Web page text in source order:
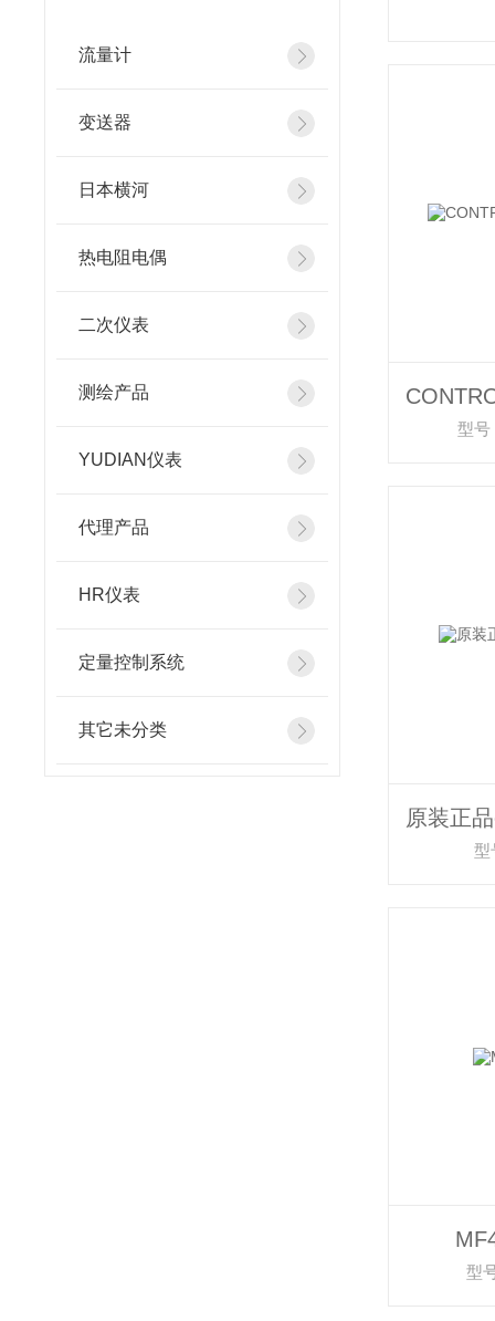
流量计
变送器
日本横河
热电阻电偶
二次仪表
测绘产品
YUDIAN仪表
代理产品
HR仪表
定量控制系统
其它未分类
型号
型
型